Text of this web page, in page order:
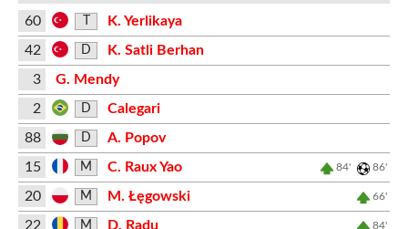
60
K. Yerlikaya
42
D
K. Satli Berhan
3
G. Mendy
2
D
Calegari
88
D
A. Popov
15
M C. Raux Yao 84' 86'
20 M M. Łęgowski 66'
22 M D. Radu 84'